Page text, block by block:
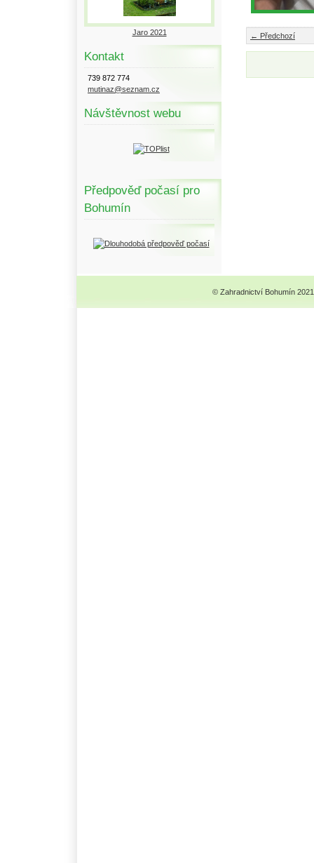
Jaro 2021
Kontakt
739 872 774
mutinaz@seznam.cz
Návštěvnost webu
Předpověď počasí pro
Bohumín
← Předchozí
© Zahradnictví Bohumín